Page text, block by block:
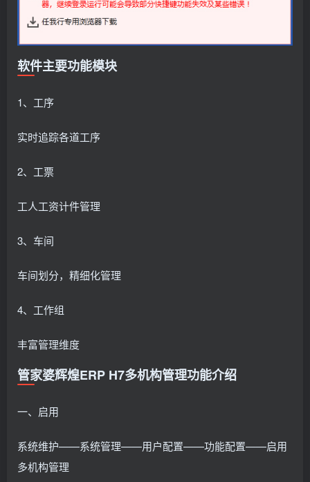
软件主要功能模块
1、工序
实时追踪各道工序
2、工票
工人工资计件管理
3、车间
车间划分，精细化管理
4、工作组
丰富管理维度
管家婆辉煌ERP H7多机构管理功能介绍
一、启用
系统维护——系统管理——用户配置——功能配置——启用
多机构管理